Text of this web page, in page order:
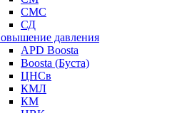
СМС
СД
давления
APD Boosta
Boosta (Буста)
ЦНСв
КМЛ
КМ